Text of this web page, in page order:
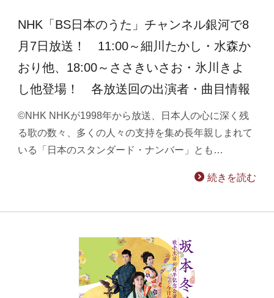
NHK「BS日本のうた」チャンネル銀河で8
月7日放送！ 11:00～細川たかし・水森か
おり他、18:00～ささきいさお・氷川きよ
し他登場！ 各放送回の出演者・曲目情報
©NHK NHKが1998年から放送、日本人の心に深く残
る歌の数々、多くの人々の支持を集め長年親しまれて
いる「日本のスタンダード・ナンバー」とも…
続きを読む